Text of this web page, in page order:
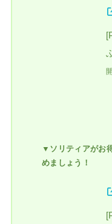
▼ソリティアがお
めましょう！